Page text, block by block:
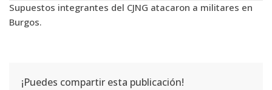
Supuestos integrantes del CJNG atacaron a militares en
Burgos.
¡Puedes compartir esta publicación!